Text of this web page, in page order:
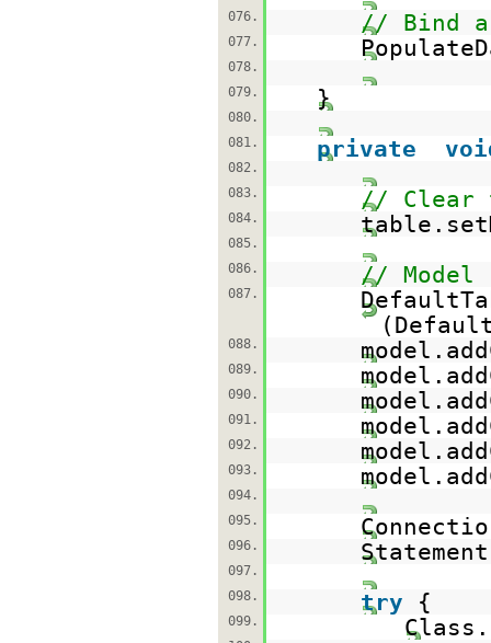
076.
// Bind
077.
078.
079.
}
080.
081.
private
082.
083.
// Clear
084.
085.
086.
// Model
087.
088.
089.
090.
091.
092.
093.
094.
095.
096.
097.
098.
try {
099.